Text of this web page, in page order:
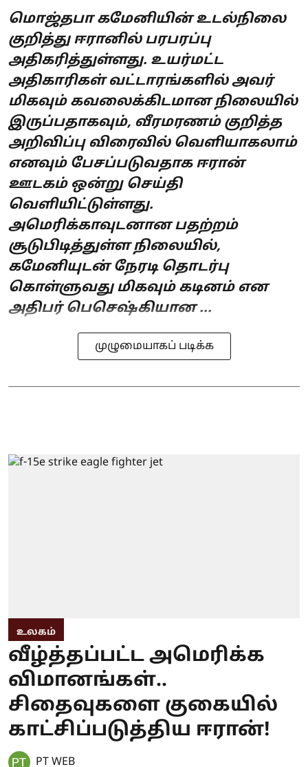
மொஜ்தபா கமேனியின் உடல்நிலை
குறித்து ஈரானில் பரபரப்பு
அதிகரித்துள்ளது. உயர்மட்ட
அதிகாரிகள் வட்டாரங்களில் அவர்
மிகவும் கவலைக்கிடமான நிலையில்
இருப்பதாகவும், வீரமரணம் குறித்த
அறிவிப்பு விரைவில் வெளியாகலாம்
எனவும் பேசப்படுவதாக ஈரான்
ஊடகம் ஒன்று செய்தி
வெளியிட்டுள்ளது.
அமெரிக்காவுடனான பதற்றம்
சூடுபிடித்துள்ள நிலையில்,
கமேனியுடன் நேரடி தொடர்பு
கொள்ளுவது மிகவும் கடினம் என
அதிபர் பெசெஷ்கியான ...
முழுமையாகப் படிக்க
உலகம்
வீழ்த்தப்பட்ட அமெரிக்க
விமானங்கள்..
சிதைவுகளை குகையில்
காட்சிப்படுத்திய ஈரான்!
PT WEB